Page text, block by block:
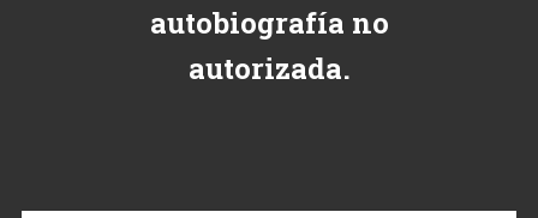
autobiografía no
autorizada.